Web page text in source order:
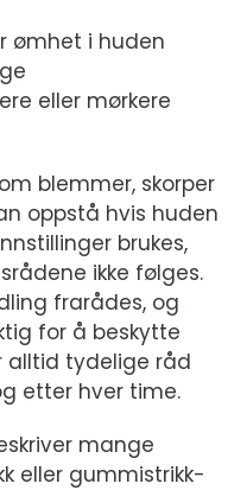
ømhet i huden
eller mørkere
blemmer, skorper
oppstå hvis huden
brukes,
ikke følges.
frarådes, og
for å beskytte
alltid tydelige råd
etter hver time.
mange
eller gummistrikk-